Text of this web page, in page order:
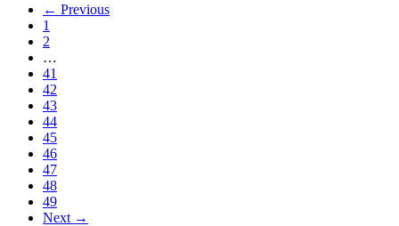
← Previous
1
2
…
41
42
43
44
45
46
47
48
49
Next →